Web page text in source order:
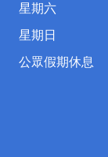
星期六
星期日
公眾假期休息